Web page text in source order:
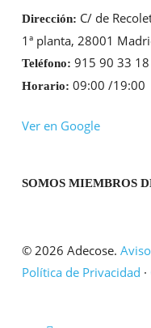
Dirección: C/ de
1ª planta, 28001
Teléfono: 915 90 33 18
Horario: 09:00 /19:00
Ver en Google
SOMOS MIEMBROS
© 2026 Adecose.
Política de Privacidad ·